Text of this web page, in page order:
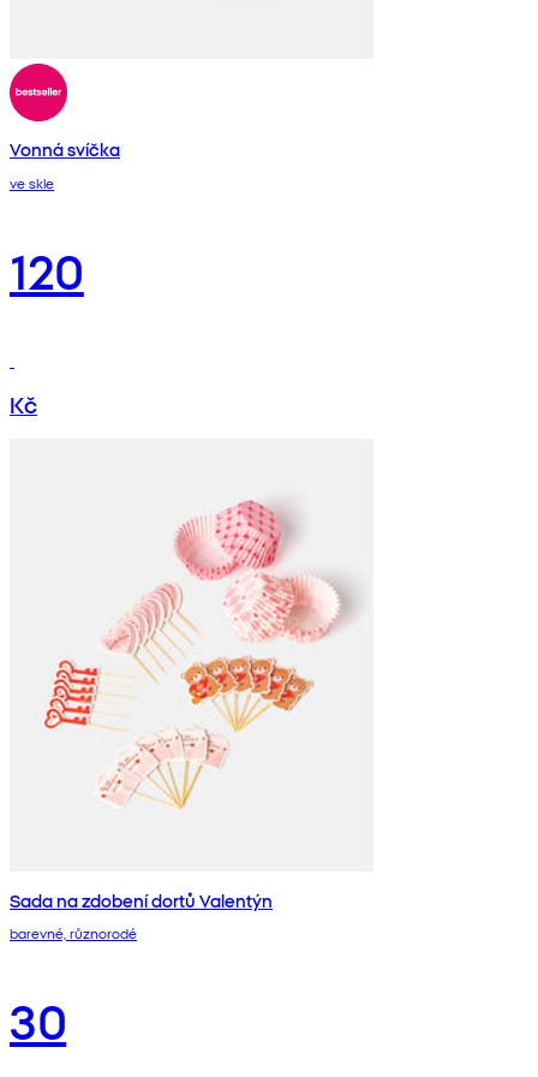
Vonná svíčka
ve skle
120
Kč
Sada na zdobení dortů Valentýn
barevné, různorodé
30